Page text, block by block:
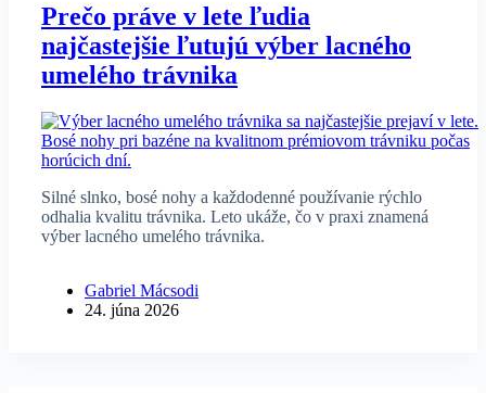
Prečo práve v lete ľudia
najčastejšie ľutujú výber lacného
umelého trávnika
Silné slnko, bosé nohy a každodenné používanie rýchlo
odhalia kvalitu trávnika. Leto ukáže, čo v praxi znamená
výber lacného umelého trávnika.
Gabriel Mácsodi
24. júna 2026